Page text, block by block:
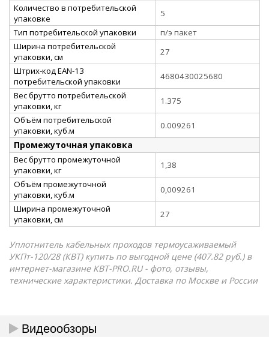
Количество в потребительской
упаковке
5
Тип потребительской упаковки
п/э пакет
Ширина потребительской
упаковки, см
27
Штрих-код EAN-13
потребительской упаковки
4680430025680
Вес брутто потребительской
упаковки, кг
1.375
Объём потребительской
упаковки, куб.м
0.009261
Промежуточная упаковка
Вес брутто промежуточной
упаковки, кг
1,38
Объём промежуточной
упаковки, куб.м
0,009261
Ширина промежуточной
упаковки, см
27
Уплотнитель кабельных проходов термоусаживаемый
УКПт-120/28 (КВТ) купить по выгодной цене (407.82 руб.) в
интернет-магазине КВТ-PRO.RU - фото, отзывы,
технические характеристики. Доставка по Москве и России
Видеообзоры